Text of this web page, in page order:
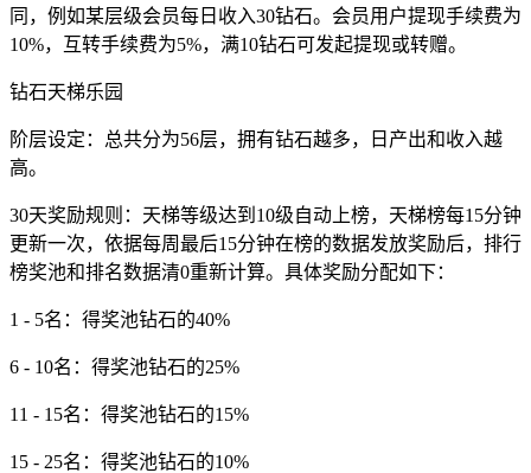
同，例如某层级会员每日收入30钻石。会员用户提现手续费为
10%，互转手续费为5%，满10钻石可发起提现或转赠。
钻石天梯乐园
阶层设定：总共分为56层，拥有钻石越多，日产出和收入越
高。
30天奖励规则：天梯等级达到10级自动上榜，天梯榜每15分钟
更新一次，依据每周最后15分钟在榜的数据发放奖励后，排行
榜奖池和排名数据清0重新计算。具体奖励分配如下：
1 - 5名：得奖池钻石的40%
6 - 10名：得奖池钻石的25%
11 - 15名：得奖池钻石的15%
15 - 25名：得奖池钻石的10%